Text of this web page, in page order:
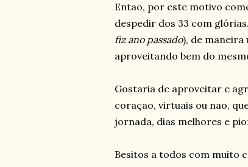
Entao, por este motivo
despedir dos 33 com
fiz ano passado), de
aproveitando bem do
Gostaria de aproveitar e
coraçao, virtuais ou nao,
jornada, dias melhores e
Besitos a todos com muito